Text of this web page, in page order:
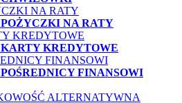
POŻYCZKI NA RATY
KARTY KREDYTOWE
POŚREDNICY FINANSOWI